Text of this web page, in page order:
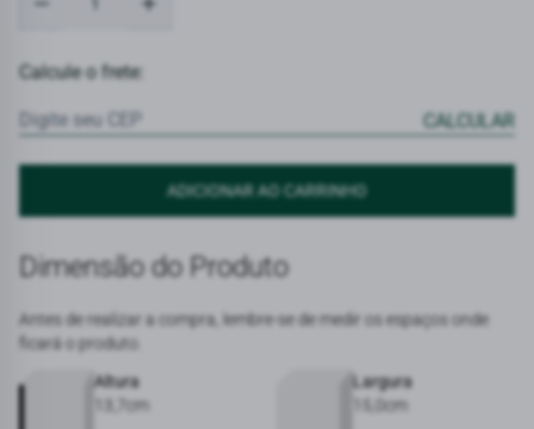
Calcule o frete:
Dimensão do Produto
Antes de realizar a compra, lembre-se de medir os espaços onde
ficará o produto.
Altura
13,7cm
Largura
15,0cm